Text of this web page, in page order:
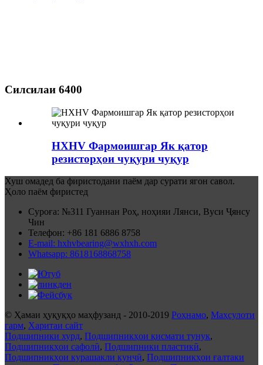
Силсилаи 6400
HXHV Фармоишгар Як қатор
резисторҳои чуқури чуқур
Хуш омадед ба фиристодани паём дар сурати ягон савол.
Ҳоло паём фиристед
Суроға: №311 Гуаннан Роҳ, ноҳияи Лянси, Вуси Ҷянсу
Чин
Телефон: +86 181 6886 8758
E-mail: hxhvbearing@wxhxh.com
Whatsapp: 8618168868758
© Ҳамаи ҳуқуқҳо маҳфузанд - 2010-2019 Роҳнамо, Маҳсулоти
гарм, Харитаи сайт
Подшипники хурд, Подшипникҳои қисмати тунук,
Подшипникҳои сафолӣ, Подшипники пластикӣ,
Подшипникҳои курашакли кунҷӣ, Подшипникҳои ғалтаки